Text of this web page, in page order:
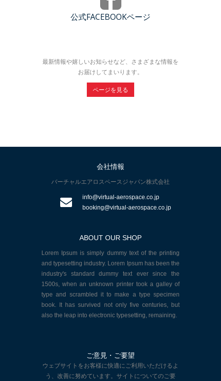
公式FACEBOOKページ
最新情報や嬉しいお知らせなど、さまざまな情報を
お届けしてまいります。
ページを見る
会社情報
バーチャルエアロスペースジャパン株式会社
info@virtual-aerospace.co.jp
booking@virtual-aerospace.co.jp
ABOUT OUR SHOP
Lorem Ipsum is simply dummy text of the printing
and typesetting industry. Lorem Ipsum has been the
industry's standard dummy text ever since the
1500s, when an unknown printer took a galley of
type and scrambled it to make a type specimen
book. It has survived not only five centuries, but
also the leap into electronic typesetting, remaining.
ご意見・ご要望
ウェブサイトをお客様に快適にご利用いただけるよ
う、改善に努めています。サイトについてのご要